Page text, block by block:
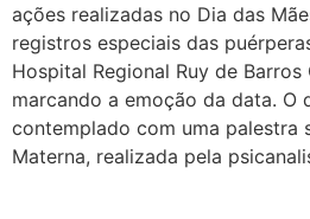
ações realizadas no Dia das
registros especiais das
Hospital Regional Ruy de Barros
marcando a emoção da data. O
contemplado com uma palestra
Materna, realizada pela